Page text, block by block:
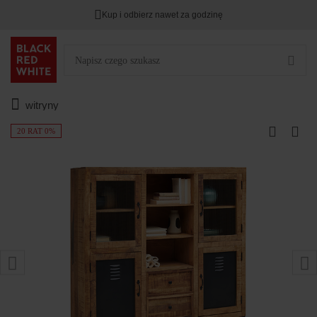
Kup i odbierz nawet za godzinę
witryny
20 RAT 0%